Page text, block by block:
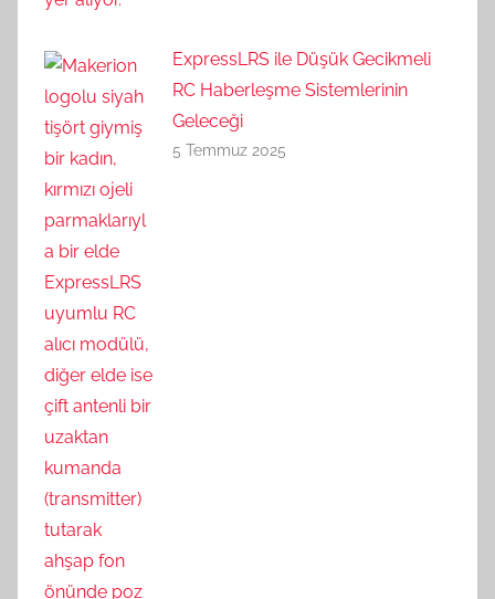
ExpressLRS ile Düşük Gecikmeli
RC Haberleşme Sistemlerinin
Geleceği
5 Temmuz 2025